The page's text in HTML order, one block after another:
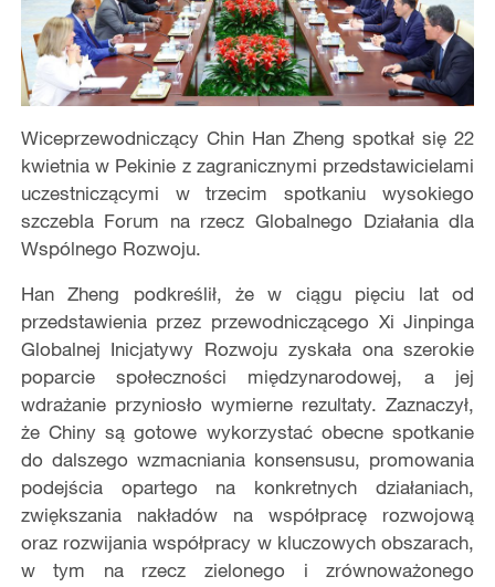
Wiceprzewodniczący Chin Han Zheng spotkał się 22
kwietnia w Pekinie z zagranicznymi przedstawicielami
uczestniczącymi w trzecim spotkaniu wysokiego
szczebla Forum na rzecz Globalnego Działania dla
Wspólnego Rozwoju.
Han Zheng podkreślił, że w ciągu pięciu lat od
przedstawienia przez przewodniczącego Xi Jinpinga
Globalnej Inicjatywy Rozwoju zyskała ona szerokie
poparcie społeczności międzynarodowej, a jej
wdrażanie przyniosło wymierne rezultaty. Zaznaczył,
że Chiny są gotowe wykorzystać obecne spotkanie
do dalszego wzmacniania konsensusu, promowania
podejścia opartego na konkretnych działaniach,
zwiększania nakładów na współpracę rozwojową
oraz rozwijania współpracy w kluczowych obszarach,
w tym na rzecz zielonego i zrównoważonego